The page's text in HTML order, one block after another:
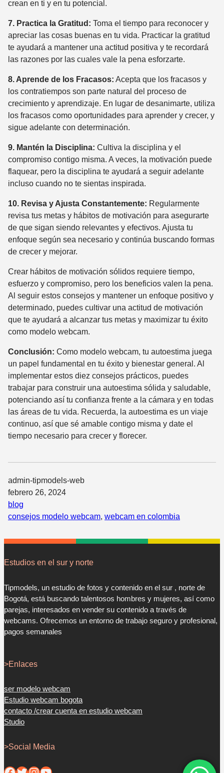
crean en ti y en tu potencial.
7. Practica la Gratitud: Toma el tiempo para reconocer y
apreciar las cosas buenas en tu vida. Practicar la gratitud
te ayudará a mantener una actitud positiva y te recordará
las razones por las cuales vale la pena esforzarte.
8. Aprende de los Fracasos: Acepta que los fracasos y
los contratiempos son parte natural del proceso de
crecimiento y aprendizaje. En lugar de desanimarte, utiliza
los fracasos como oportunidades para aprender y crecer, y
sigue adelante con determinación.
9. Mantén la Disciplina: Cultiva la disciplina y el
compromiso contigo misma. A veces, la motivación puede
flaquear, pero la disciplina te ayudará a seguir adelante
incluso cuando no te sientas inspirada.
10. Revisa y Ajusta Constantemente: Regularmente
revisa tus metas y hábitos de motivación para asegurarte
de que sigan siendo relevantes y efectivos. Ajusta tu
enfoque según sea necesario y continúa buscando formas
de crecer y mejorar.
Crear hábitos de motivación sólidos requiere tiempo,
esfuerzo y compromiso, pero los beneficios valen la pena.
Al seguir estos consejos y mantener un enfoque positivo y
determinado, puedes cultivar una actitud de motivación
que te ayudará a alcanzar tus metas y maximizar tu éxito
como modelo webcam.
Conclusión: Como modelo webcam, tu autoestima juega
un papel fundamental en tu éxito y bienestar general. Al
implementar estos diez consejos prácticos, puedes
trabajar para construir una autoestima sólida y saludable,
potenciando así tu confianza frente a la cámara y en todas
las áreas de tu vida. Recuerda, la autoestima es un viaje
continuo, así que sé amable contigo misma y date el
tiempo necesario para crecer y florecer.
admin-tipmodels-web
febrero 26, 2024
blog
consejos modelo webcam, webcam en colombia
Estudios en el sur y norte
Tipmodels, un estudio de fotos y contenido en el sur , norte de
Bogotá, está buscando talentosos hombres y mujeres, así como
parejas, interesados en vender su contenido a través de
webcams. Ofrecemos un entorno de trabajo seguro y profesional,
pagos semanales
>Enlaces
ser modelo webcam
Estudio webcam bogota
contacto /crear cuenta en estudio webcam
Studio
>Social Media